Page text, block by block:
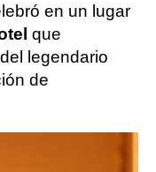
en un lugar
que
legendario
de